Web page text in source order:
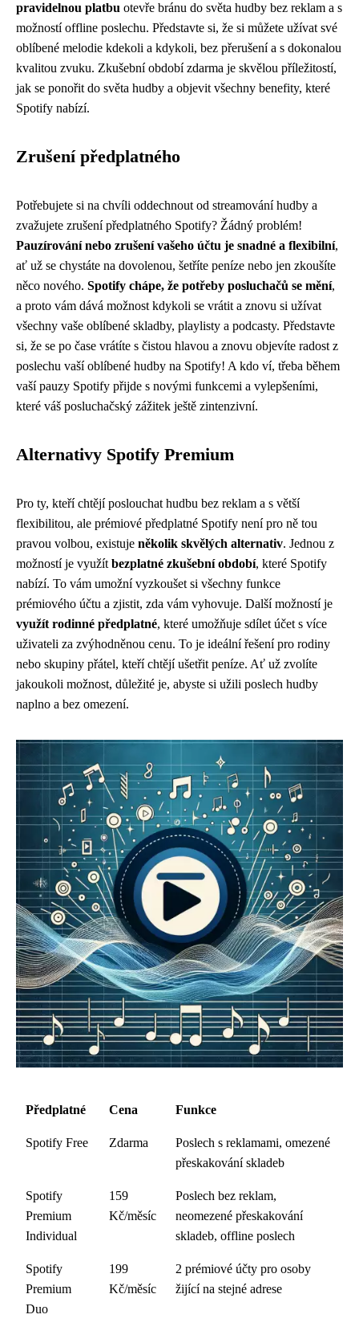
pravidelnou platbu otevře bránu do světa hudby bez reklam a s
možností offline poslechu. Představte si, že si můžete užívat své
oblíbené melodie kdekoli a kdykoli, bez přerušení a s dokonalou
kvalitou zvuku. Zkušební období zdarma je skvělou příležitostí,
jak se ponořit do světa hudby a objevit všechny benefity, které
Spotify nabízí.
Zrušení předplatného
Potřebujete si na chvíli oddechnout od streamování hudby a
zvažujete zrušení předplatného Spotify? Žádný problém!
Pauzírování nebo zrušení vašeho účtu je snadné a flexibilní,
ať už se chystáte na dovolenou, šetříte peníze nebo jen zkoušíte
něco nového. Spotify chápe, že potřeby posluchačů se mění,
a proto vám dává možnost kdykoli se vrátit a znovu si užívat
všechny vaše oblíbené skladby, playlisty a podcasty. Představte
si, že se po čase vrátíte s čistou hlavou a znovu objevíte radost z
poslechu vaší oblíbené hudby na Spotify! A kdo ví, třeba během
vaší pauzy Spotify přijde s novými funkcemi a vylepšeními,
které váš posluchačský zážitek ještě zintenzivní.
Alternativy Spotify Premium
Pro ty, kteří chtějí poslouchat hudbu bez reklam a s větší
flexibilitou, ale prémiové předplatné Spotify není pro ně tou
pravou volbou, existuje několik skvělých alternativ. Jednou z
možností je využít bezplatné zkušební období, které Spotify
nabízí. To vám umožní vyzkoušet si všechny funkce
prémiového účtu a zjistit, zda vám vyhovuje. Další možností je
využít rodinné předplatné, které umožňuje sdílet účet s více
uživateli za zvýhodněnou cenu. To je ideální řešení pro rodiny
nebo skupiny přátel, kteří chtějí ušetřit peníze. Ať už zvolíte
jakoukoli možnost, důležité je, abyste si užili poslech hudby
naplno a bez omezení.
Předplatné Cena Funkce
Spotify Free Zdarma
Poslech s reklamami, omezené
přeskakování skladeb
Spotify
Premium
Individual
159
Kč/měsíc
Poslech bez reklam,
neomezené přeskakování
skladeb, offline poslech
Spotify
Premium
Duo
199
Kč/měsíc
2 prémiové účty pro osoby
žijící na stejné adrese